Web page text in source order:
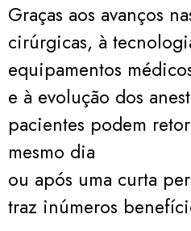
Graças aos avanços
cirúrgicas, à
equipamentos
e à evolução dos
pacientes podem
mesmo dia
ou após uma curta
traz inúmeros